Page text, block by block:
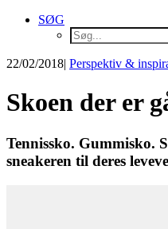
SØG
22/02/2018| Perspektiv &
Skoen der er
Tennissko. Gummisko.
sneakeren til deres